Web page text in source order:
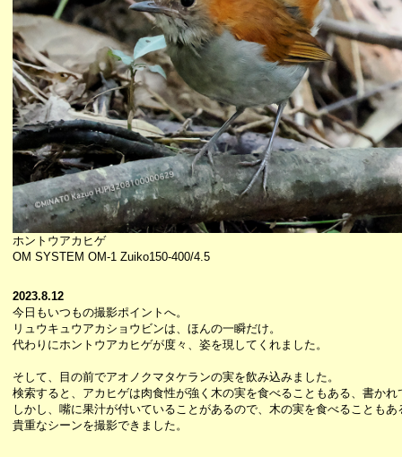
ホントウアカヒゲ
OM SYSTEM OM-1 Zuiko150-400/4.5
2023.8.12
今日もいつもの撮影ポイントへ。
リュウキュウアカショウビンは、ほんの一瞬だけ。
代わりにホントウアカヒゲが度々、姿を現してくれました。
そして、目の前でアオノクマタケランの実を飲み込みました。
検索すると、アカヒゲは肉食性が強く木の実を食べることもある、書かれ
しかし、嘴に果汁が付いていることがあるので、木の実を食べることも
貴重なシーンを撮影できました。